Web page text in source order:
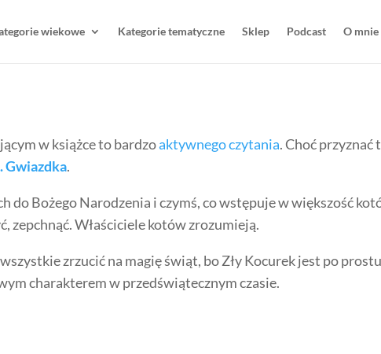
wiekowe Kategorie tematyczne Sklep Podcast O mnie
w książce to bardzoaktywnego czytania. Choć przyznać
Gwiazdka.
do Bożego Narodzenia i czymś, co wstępuje w większość
zepchnąć. Właściciele kotów zrozumieją.
zrzucić na magię świąt, bo Zły Kocurek jest po prostu
charakterem w przedświątecznym czasie.